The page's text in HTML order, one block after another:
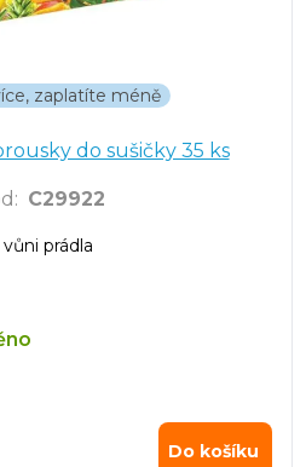
zaplatíte méně
do sušičky 35 ks
: C29922
prádla
Do košíku